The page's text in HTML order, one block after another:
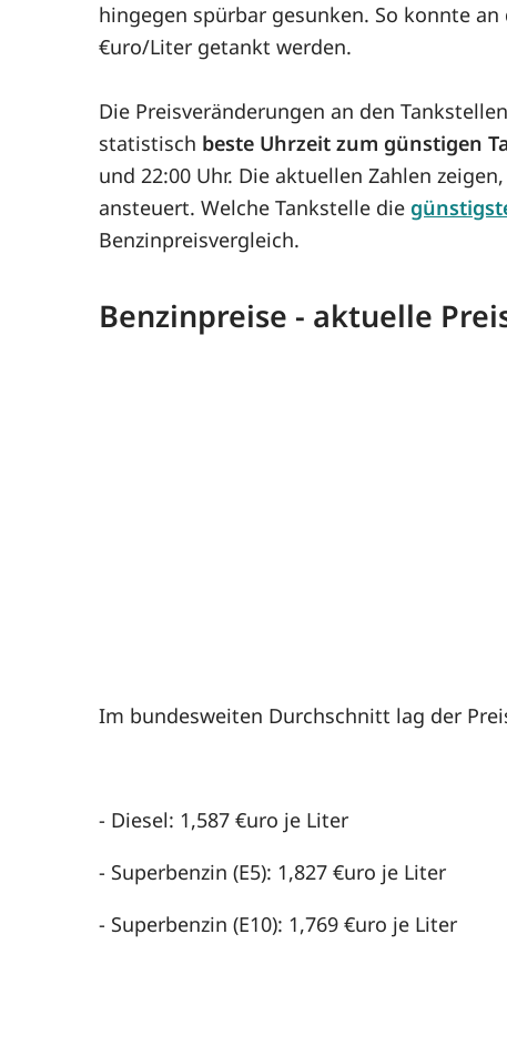
hingegen spürbar gesunken. So konnte
€uro/Liter getankt werden.
Die Preisveränderungen an den
statistisch beste Uhrzeit zum günstigen
und 22:00 Uhr. Die aktuellen Zahlen
ansteuert. Welche Tankstelle die
Benzinpreisvergleich.
Benzinpreise - aktuelle
Im bundesweiten Durchschnitt lag der
- Diesel: 1,587 €uro je Liter
- Superbenzin (E5): 1,827 €uro je Liter
- Superbenzin (E10): 1,769 €uro je Liter